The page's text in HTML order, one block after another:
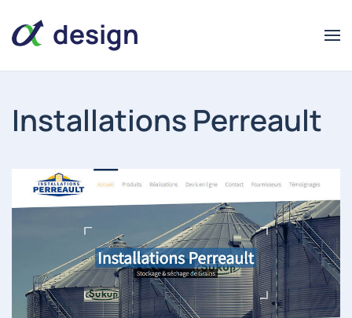
design
design
Installations Perreault